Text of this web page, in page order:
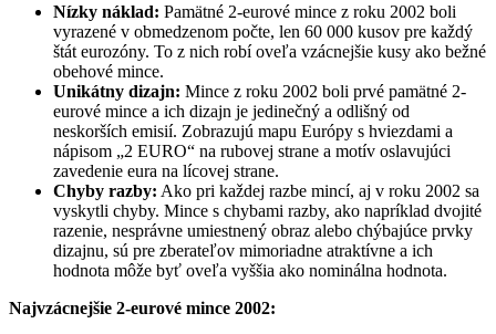
Nízky náklad: Pamätné 2-eurové mince z roku 2002 boli
vyrazené v obmedzenom počte, len 60 000 kusov pre každý
štát eurozóny. To z nich robí oveľa vzácnejšie kusy ako bežné
obehové mince.
Unikátny dizajn: Mince z roku 2002 boli prvé pamätné 2-
eurové mince a ich dizajn je jedinečný a odlišný od
neskorších emisií. Zobrazujú mapu Európy s hviezdami a
nápisom „2 EURO“ na rubovej strane a motív oslavujúci
zavedenie eura na lícovej strane.
Chyby razby: Ako pri každej razbe mincí, aj v roku 2002 sa
vyskytli chyby. Mince s chybami razby, ako napríklad dvojité
razenie, nesprávne umiestnený obraz alebo chýbajúce prvky
dizajnu, sú pre zberateľov mimoriadne atraktívne a ich
hodnota môže byť oveľa vyššia ako nominálna hodnota.
Najvzácnejšie 2-eurové mince 2002: